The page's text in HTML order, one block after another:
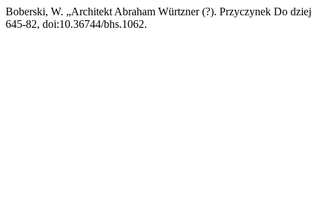
Boberski, W. „Architekt Abraham Würtzner (?). Przyczynek Do
645-82, doi:10.36744/bhs.1062.